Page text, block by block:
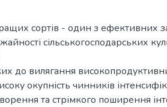
сортів - один з ефективних
сільськогосподарських
до вилягання
окупність чинників
та стрімкого поширення